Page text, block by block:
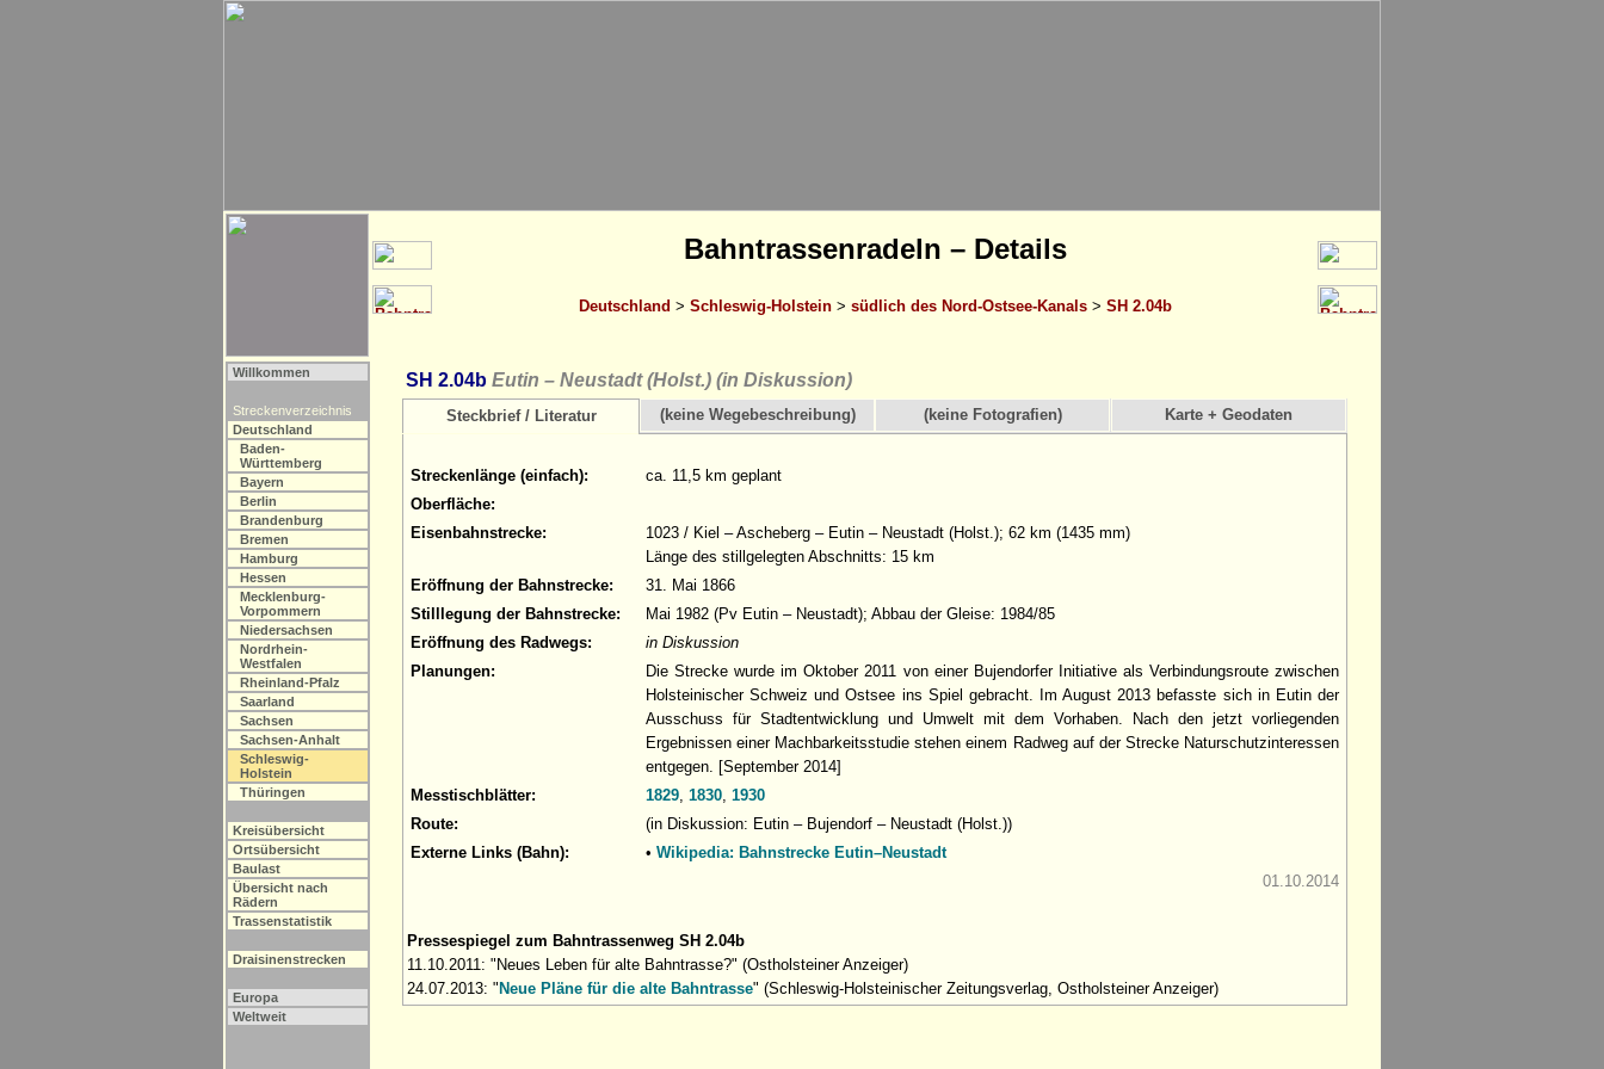
Bahntrassenradeln – Details
Deutschland > Schleswig-Holstein> südlich des Nord-Ostsee-Kanals> SH 2.04b
Willkommen
Streckenverzeichnis
Deutschland
Baden-
Württemberg
Bayern
Berlin
Brandenburg
Bremen
Hamburg
Hessen
Mecklenburg-
Vorpommern
Niedersachsen
Nordrhein-
Westfalen
Rheinland-Pfalz
Saarland
Sachsen
Sachsen-Anhalt
Schleswig-
Holstein
Thüringen
Kreisübersicht
Ortsübersicht
Baulast
Übersicht nach
Rädern
Trassenstatistik
Draisinenstrecken
Europa
Weltweit
SH 2.04b Eutin – Neustadt (Holst.) (in Diskussion)
Steckbrief / Literatur (keine Wegebeschreibung) (keine Fotografien) Karte + Geodaten
Streckenlänge (einfach):
ca. 11,5 km geplant
Oberfläche:
Eisenbahnstrecke:
1023 / Kiel – Ascheberg – Eutin – Neustadt (Holst.); 62 km (1435 mm)
Länge des stillgelegten Abschnitts: 15 km
Eröffnung der Bahnstrecke:
31. Mai 1866
Stilllegung der Bahnstrecke:
Mai 1982 (Pv Eutin – Neustadt); Abbau der Gleise: 1984/85
Eröffnung des Radwegs:
in Diskussion
Planungen:
Die Strecke wurde im Oktober 2011 von einer Bujendorfer Initiative als Verbindungsroute zwischen
Holsteinischer Schweiz und Ostsee ins Spiel gebracht. Im August 2013 befasste sich in Eutin der
Ausschuss für Stadtentwicklung und Umwelt mit dem Vorhaben. Nach den jetzt vorliegenden
Ergebnissen einer Machbarkeitsstudie stehen einem Radweg auf der Strecke Naturschutzinteressen
entgegen. [September 2014]
Messtischblätter:
1829, 1830, 1930
Route:
(in Diskussion: Eutin – Bujendorf – Neustadt (Holst.))
Externe Links (Bahn):
• Wikipedia: Bahnstrecke Eutin–Neustadt
01.10.2014
Pressespiegel zum Bahntrassenweg SH 2.04b
11.10.2011: "Neues Leben für alte Bahntrasse?" (Ostholsteiner Anzeiger)
24.07.2013: "Neue Pläne für die alte Bahntrasse" (Schleswig-Holsteinischer Zeitungsverlag, Ostholsteiner Anzeiger)